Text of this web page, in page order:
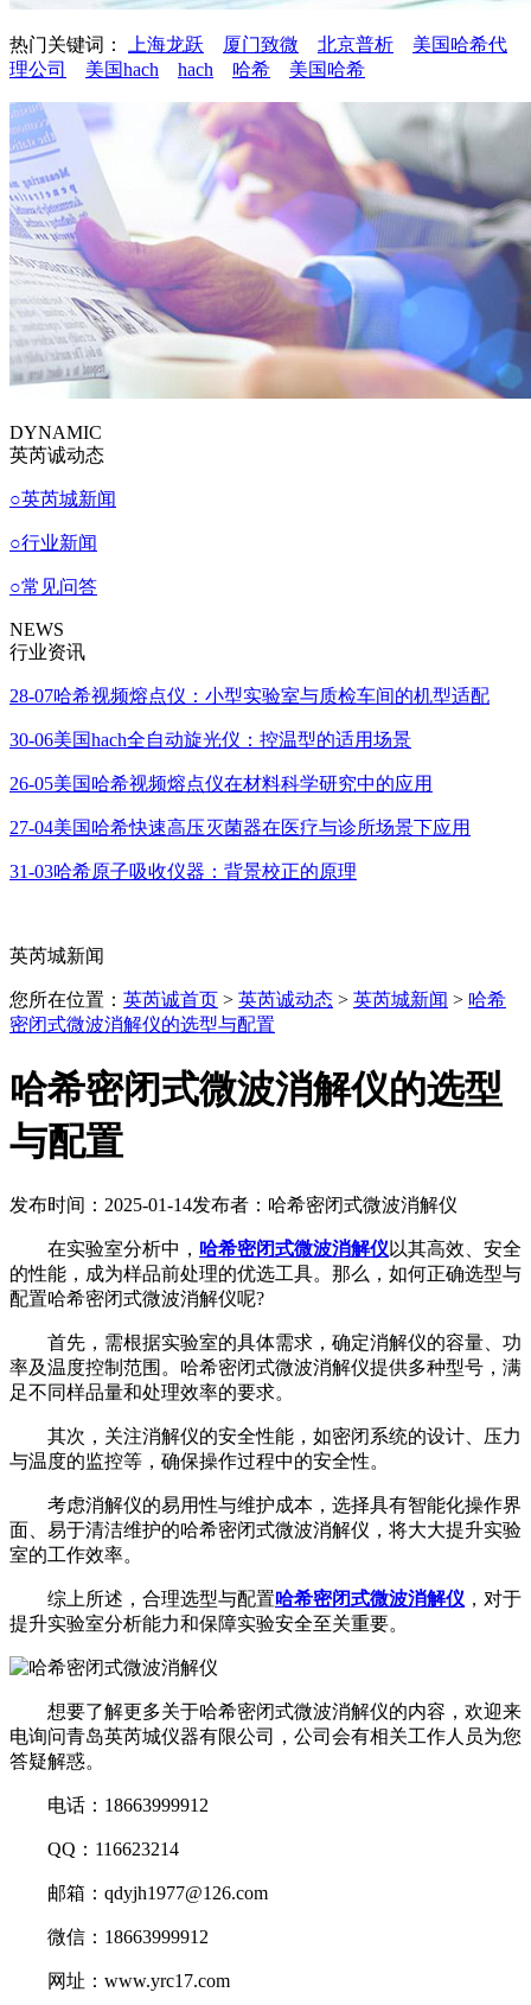
热门关键词： 上海龙跃 厦门致微 北京普析
美国哈希代
理公司
美国hach hach 哈希 美国哈希
DYNAMIC
英芮诚动态
○英芮城新闻
○行业新闻
○常见问答
NEWS
行业资讯
28-07哈希视频熔点仪：小型实验室与质检车间的机型适配
30-06美国hach全自动旋光仪：控温型的适用场景
26-05美国哈希视频熔点仪在材料科学研究中的应用
27-04美国哈希快速高压灭菌器在医疗与诊所场景下应用
31-03哈希原子吸收仪器：背景校正的原理
英芮城新闻
您所在位置： 英芮诚首页 > 英芮诚动态 > 英芮城新闻 > 哈希
密闭式微波消解仪的选型与配置
哈希密闭式微波消解仪的选型
与配置
发布时间：2025-01-14发布者：哈希密闭式微波消解仪
在实验室分析中， 哈希密闭式微波消解仪 以其高效、安全
的性能，成为样品前处理的优选工具。那么，如何正确选型与
配置哈希密闭式微波消解仪呢?
首先，需根据实验室的具体需求，确定消解仪的容量、功
率及温度控制范围。哈希密闭式微波消解仪提供多种型号，满
足不同样品量和处理效率的要求。
其次，关注消解仪的安全性能，如密闭系统的设计、压力
与温度的监控等，确保操作过程中的安全性。
考虑消解仪的易用性与维护成本，选择具有智能化操作界
面、易于清洁维护的哈希密闭式微波消解仪，将大大提升实验
室的工作效率。
综上所述，合理选型与配置哈希密闭式微波消解仪 ，对于
提升实验室分析能力和保障实验安全至关重要。
想要了解更多关于哈希密闭式微波消解仪的内容，欢迎来
电询问青岛英芮城仪器有限公司，公司会有相关工作人员为您
答疑解惑。
电话：18663999912
QQ：116623214
邮箱：qdyjh1977@126.com
微信：18663999912
网址：www.yrc17.com